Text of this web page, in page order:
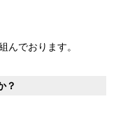
んでおります。
？